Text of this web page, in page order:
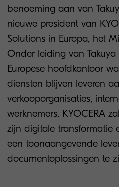
benoeming aan van
nieuwe president van
Solutions in Europa, het
Onder leiding van
Europese hoofdkantoor
diensten blijven leveren
verkooporganisaties,
werknemers. KYOCERA
zijn digitale transformatie
een toonaangevende
documentoplossingen te